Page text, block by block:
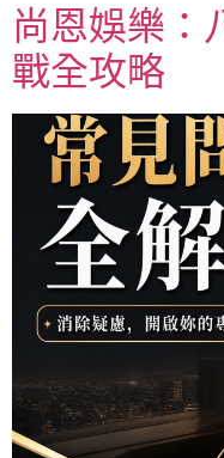
尚恩娛樂：
戰全攻略